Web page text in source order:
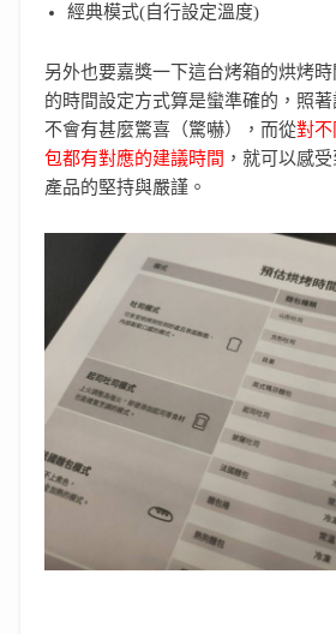
經典模式(自行設定溫度)
另外也要嘉獎一下這台烤箱的烘烤
的時間設定方式算是蠻準確的，照
不會有甚麼驚喜（驚嚇），而從對不
包都有對應的建議時間 ，就可以感
產品的堅持與嚴謹。